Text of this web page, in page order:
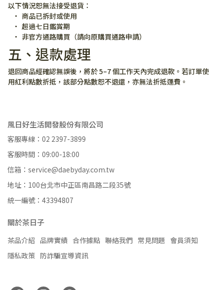
以下情況恕無法接受退貨：
商品已拆封或使用
超過七日鑑賞期
非官方通路購買（請向原購買通路申請）
五、退款處理
退回商品經確認無誤後，將於 5–7 個工作天內完成退款。若訂單使
用紅利點數折抵，該部分點數恕不退還，亦無法折抵運費。
風日好生活開發股份有限公司
客服專線：02 2397-3899
客服時間：09:00-18:00
信箱：service@daebyday.com.tw
地址：100台北市中正區南昌路二段35號
統一編號：43394807
關於茶日子
茶品介紹 品牌實績 合作據點 聯絡我們 常見問題 會員須知
隱私政策 防詐騙宣導資訊